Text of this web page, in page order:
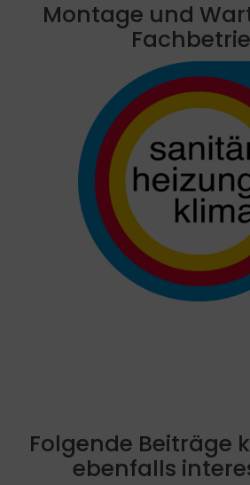
Montage und
Folgende Beiträge
ebenfalls